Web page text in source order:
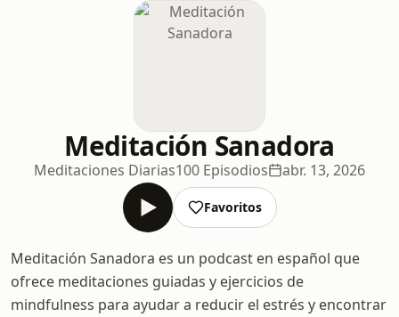
Meditación Sanadora
Meditaciones Diarias100 Episodios abr. 13, 2026
Favoritos
Meditación Sanadora es un podcast en español que
ofrece meditaciones guiadas y ejercicios de
mindfulness para ayudar a reducir el estrés y encontrar